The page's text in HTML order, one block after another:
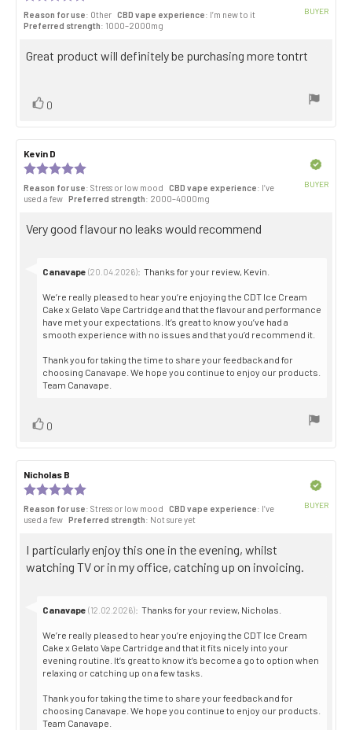
5.0
out
5
Reason for use: Other CBD vape experience: I’m new to it
Preferred strength: 1000–2000mg
BUYER
Review
Great product will definitely be purchasing more tontrt
Vote
0
Review
author:
Kevin D
date:
5.0
out
5
Reason for use: Stress or low mood CBD vape experience: I’ve
used a few Preferred strength: 2000–4000mg
BUYER
Review
Very good flavour no leaks would recommend
Reply
Canavape (20.04.2026): Thanks for your review, Kevin.
We’re really pleased to hear you’re enjoying the CDT Ice Cream
Cake x Gelato Vape Cartridge and that the flavour and performance
have met your expectations. It’s great to know you’ve had a
smooth experience with no issues and that you’d recommend it.
Thank you for taking the time to share your feedback and for
choosing Canavape. We hope you continue to enjoy our products.
Team Canavape.
Vote
0
Review
author:
Nicholas B
date:
5.0
out
5
stars
Reason for use: Stress or low mood CBD vape experience: I’ve
used a few Preferred strength: Not sure yet
BUYER
Review
text:
I particularly enjoy this one in the evening, whilst
watching TV or in my office, catching up on invoicing.
Reply
Canavape (12.02.2026): Thanks for your review, Nicholas.
We’re really pleased to hear you’re enjoying the CDT Ice Cream
Cake x Gelato Vape Cartridge and that it fits nicely into your
evening routine. It’s great to know it’s become a go to option when
relaxing or catching up on a few tasks.
Thank you for taking the time to share your feedback and for
choosing Canavape. We hope you continue to enjoy our products.
Team Canavape.